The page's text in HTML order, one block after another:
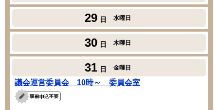
29 日 水曜日
30 日 木曜日
31 日 金曜日
議会運営委員会 10時～ 委員会室